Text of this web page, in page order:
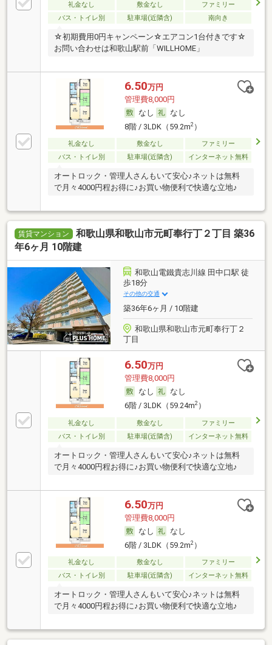
礼金なし 敷金なし
ファミリー
バス・トイレ別
駐車場(近隣含) 南向き
☆初期費用0円キャンペーン☆エアコン1台付きです☆
お問い合わせは和歌山駅前「WILLHOME」
6.50万円
管理費8,000円
なし
なし
8階 / 3LDK（59.2m2）
礼金なし 敷金なし
ファミリー
バス・トイレ別
駐車場(近隣含) インターネット無料
オートロック・管理人さんもいて安心♪ネットは無料
で月々4000円程お得に♪お買い物便利で快適な立地♪
賃貸マンション
和歌山県和歌山市元町奉行丁２丁目 築36
年6ヶ月 10階建
和歌山電鐵貴志川線 田中口駅 徒
歩18分
その他の交通
築36年6ヶ月 / 10階建
和歌山県和歌山市元町奉行丁２
丁目
6.50万円
管理費8,000円
なし
なし
6階 / 3LDK（59.24m2）
礼金なし 敷金なし
ファミリー
バス・トイレ別
駐車場(近隣含) インターネット無料
オートロック・管理人さんもいて安心♪ネットは無料
で月々4000円程お得に♪お買い物便利で快適な立地♪
6.50万円
管理費8,000円
なし
なし
6階 / 3LDK（59.2m2）
礼金なし 敷金なし
ファミリー
バス・トイレ別
駐車場(近隣含) インターネット無料
オートロック・管理人さんもいて安心♪ネットは無料
で月々4000円程お得に♪お買い物便利で快適な立地♪